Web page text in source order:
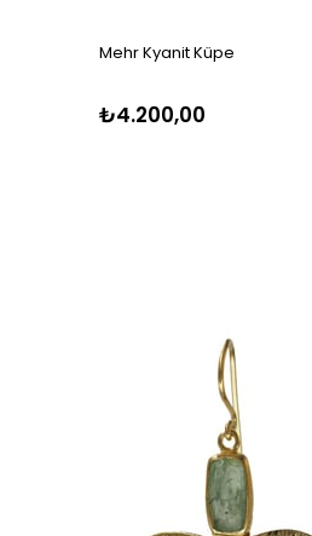
Mehr Kyanit Küpe
₺4.200,00